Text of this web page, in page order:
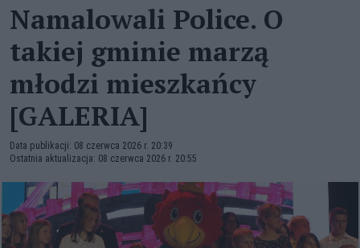
Namalowali Police. O
takiej gminie marzą
młodzi mieszkańcy
[GALERIA]
Data publikacji: 08 czerwca 2026 r. 20:39
Ostatnia aktualizacja: 08 czerwca 2026 r. 20:55